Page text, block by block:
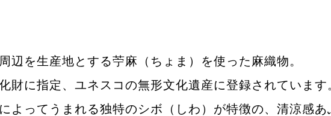
辺を生産地とする苧麻（ちょま）を使った麻織物。
財に指定、ユネスコの無形文化遺産に登録されています
よってうまれる独特のシボ（しわ）が特徴の、清涼感あ